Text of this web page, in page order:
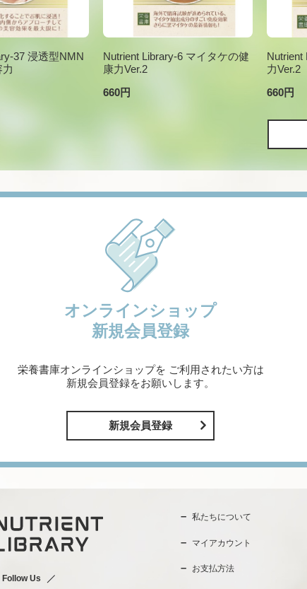
37 浸透型NMN
Nutrient Library-6 マイタケの健
康力Ver.2
660円
Nutrient
力Ver.2
660円
オンラインショップ
新規会員登録
栄養書庫オンラインショップを ご利用されたい方は
新規会員登録をお願いします。
新規会員登録
Follow Us
私たちについて
マイアカウント
お支払方法